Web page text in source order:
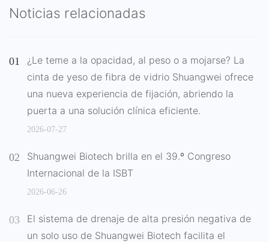
Noticias relacionadas
¿Le teme a la opacidad, al peso o a mojarse? La
cinta de yeso de fibra de vidrio Shuangwei ofrece
una nueva experiencia de fijación, abriendo la
puerta a una solución clínica eficiente.
2026-07-27
Shuangwei Biotech brilla en el 39.º Congreso
Internacional de la ISBT
2026-06-26
El sistema de drenaje de alta presión negativa de
un solo uso de Shuangwei Biotech facilita el